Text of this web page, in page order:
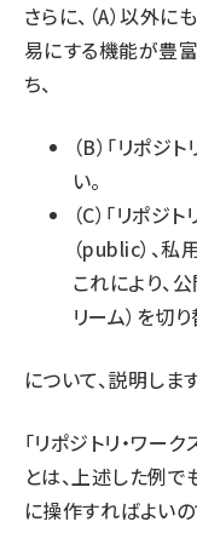
さらに、（A）以外
易にする機能が豊富
ち、
（B）「リポジ
い。
（C）「リポジ
（public）、
これにより、
リーム）を切
について、説明します
「リポジトリ・ワー
とは、上述した例で
に操作すればよいの